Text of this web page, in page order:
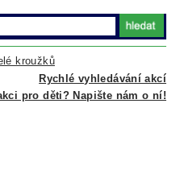
Rychlé vyhledávání akcí
kroužků
pro děti? Napište nám o ní!